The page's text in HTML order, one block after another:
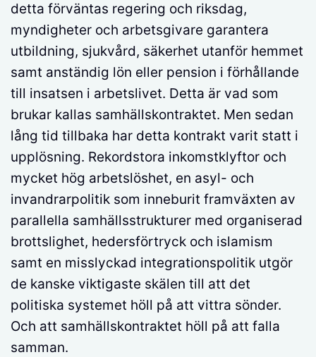
detta förväntas regering och riksdag,
myndigheter och arbetsgivare garantera
utbildning, sjukvård, säkerhet utanför hemmet
samt anständig lön eller pension i förhållande
till insatsen i arbetslivet. Detta är vad som
brukar kallas samhällskontraktet. Men sedan
lång tid tillbaka har detta kontrakt varit statt i
upplösning. Rekordstora inkomstklyftor och
mycket hög arbetslöshet, en asyl- och
invandrarpolitik som inneburit framväxten av
parallella samhällsstrukturer med organiserad
brottslighet, hedersförtryck och islamism
samt en misslyckad integrationspolitik utgör
de kanske viktigaste skälen till att det
politiska systemet höll på att vittra sönder.
Och att samhällskontraktet höll på att falla
samman.